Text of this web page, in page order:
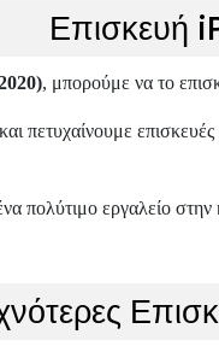
Επισκευή
, μπορούμε να το
πετυχαίνουμε
πολύτιμο εργαλείο